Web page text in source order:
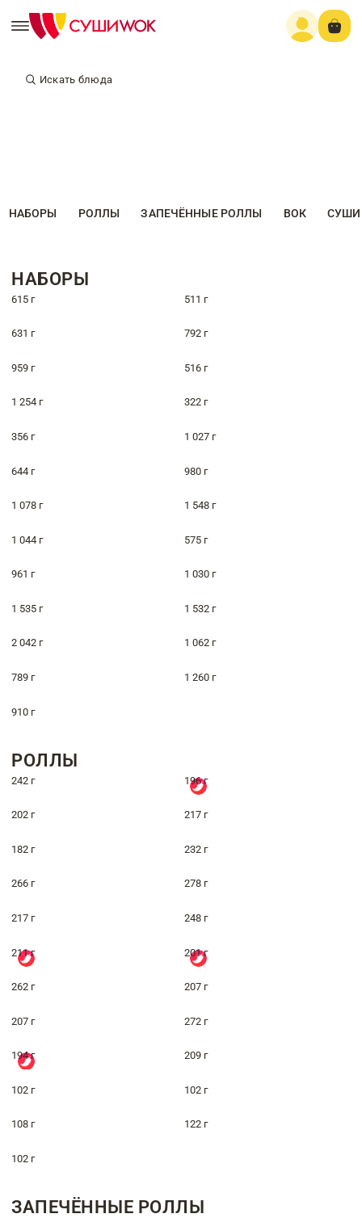
Искать блюда
НАБОРЫ РОЛЛЫ ЗАПЕЧЁННЫЕ РОЛЛЫ ВОК СУШИ
НАБОРЫ
615 г 511 г
631 г 792 г
959 г 516 г
1 254 г 322 г
356 г 1 027 г
644 г 980 г
1 078 г 1 548 г
1 044 г 575 г
961 г 1 030 г
1 535 г 1 532 г
2 042 г 1 062 г
789 г 1 260 г
910 г
РОЛЛЫ
242 г 196 г
202 г 217 г
182 г 232 г
266 г 278 г
217 г 248 г
211 г 201 г
262 г 207 г
207 г 272 г
194 г 209 г
102 г 102 г
108 г 122 г
102 г
ЗАПЕЧЁННЫЕ РОЛЛЫ